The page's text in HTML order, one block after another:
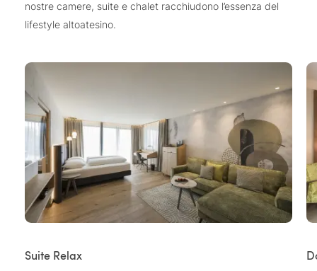
nostre camere, suite e chalet racchiudono l’essenza del
lifestyle altoatesino.
Suite Relax